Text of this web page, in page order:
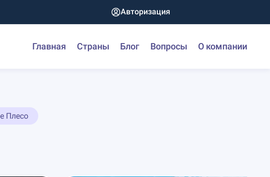
Авторизация
Главная Страны Блог Вопросы О компании
Плесо